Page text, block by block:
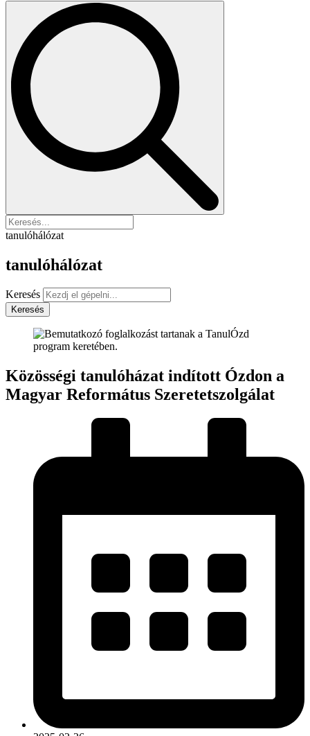
tanulóhálózat
tanulóhálózat
Keresés
Keresés
Közösségi tanulóházat indított Ózdon a
Magyar Református Szeretetszolgálat